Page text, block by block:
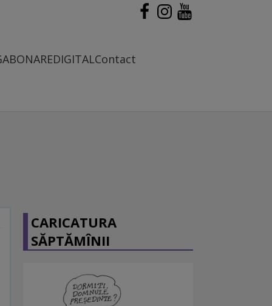
ABONAREDIGITALContact
CARICATURA
SĂPTĂMÎNII